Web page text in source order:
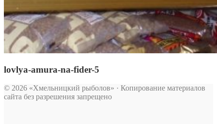
lovlya-amura-na-fider-5
© 2026 «Хмельницкий рыболов» · Копирование материалов
сайта без разрешения запрещено